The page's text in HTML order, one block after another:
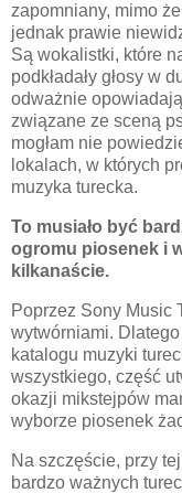
zapomniany, mimo
jednak prawie
Są wokalistki, które
podkładały głosy w
odważnie
związane ze sceną
mogłam nie
lokalach, w których
muzyka turecka.
To musiało być
ogromu piosenek i
kilkanaście.
Poprzez Sony Music
wytwórniami. Dlatego
katalogu muzyki
wszystkiego, część
okazji mikstejpów
wyborze piosenek
Na szczęście, przy
bardzo ważnych